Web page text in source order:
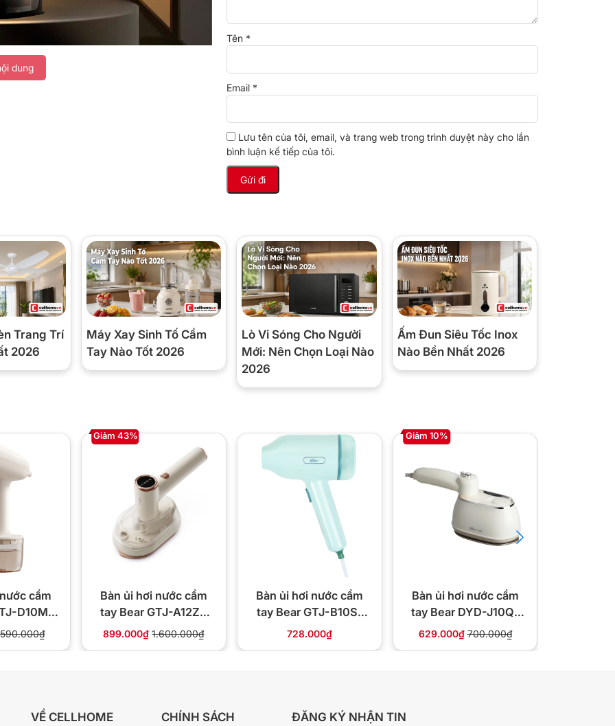
Với trọng lượng chỉ 1.14kg, thiết bị giúp bạn
khi sử dụng trong thời gian dài.
bạn ủi đồ linh hoạt ở mọi không gian. Nhờ
không chiếm nhiều diện tích – hoàn hảo cho
dung
Tên *
Email *
Lưu tên của tôi, email, và trang web trong trình duyệt này cho lần
bình luận kế tiếp của tôi.
Trang Trí
2026
Máy Xay Sinh Tố Cầm
Tay Nào Tốt 2026
Lò Vi Sóng Cho Người
Mới: Nên Chọn Loại Nào
2026
Ấm Đun Siêu Tốc Inox
Nào Bền Nhất 2026
cầm
D10M1
590.000₫
Giảm 43%
Bàn ủi hơi nước cầm
tay Bear GTJ-A12Z2
1200W
899.000₫ 1.600.000₫
Bàn ủi hơi nước cầm
tay Bear GTJ-B10S1
1000W
728.000₫
Giảm 10%
Bàn ủi hơi nước cầm
tay Bear DYD-J10Q1
1050W
629.000₫ 700.000₫
VỀ CELLHOME CHÍNH SÁCH ĐĂNG KÝ NHẬN TIN